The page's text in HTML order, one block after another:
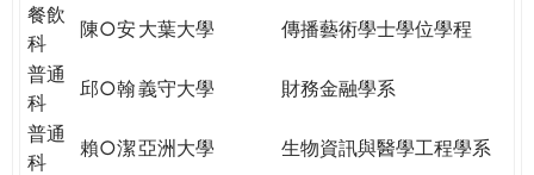
餐飲
科
陳○安大葉大學
傳播藝術學士學位學程
普通
科
邱○翰義守大學
財務金融學系
普通
科
賴○潔亞洲大學
生物資訊與醫學工程學系